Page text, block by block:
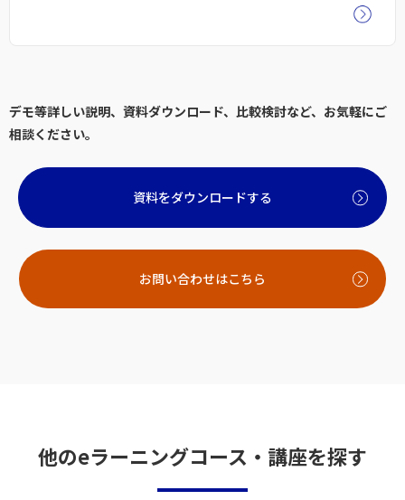
デモ等詳しい説明、資料ダウンロード、比較検討など、お気軽にご
相談ください。
資料をダウンロードする
お問い合わせはこちら
他のeラーニングコース・講座を探す